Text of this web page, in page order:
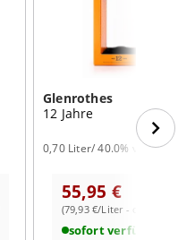
Glenrothes
12 Jahre
0,70 Liter/ 40.0% vol
55,95 €
(79,93 €/Liter - ohne
sofort verfügbar